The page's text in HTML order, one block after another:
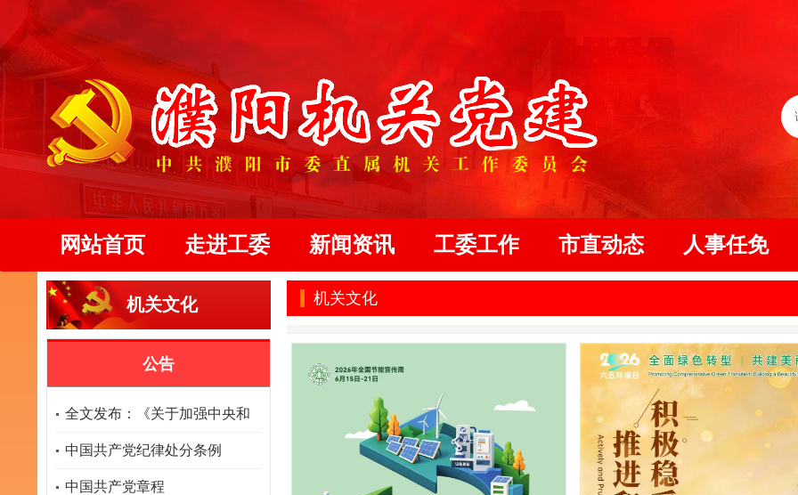
网站首页 走进工委 新闻资讯 工委工作 市直动态 人事任免
机关文化
公告
全文发布：《关于加强中央和
国家机关部门机关党委建设的
意见》
中国共产党纪律处分条例
中国共产党章程
机关文化